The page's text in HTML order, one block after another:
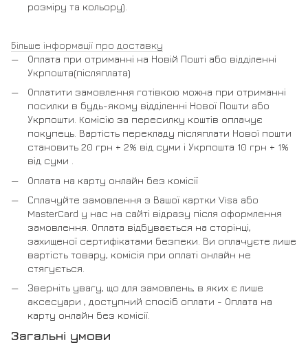
розміру та кольору).
Більше інформації про доставку
Оплата при отриманні на Новій Пошті або відділенні
Укрпошта(післяплата)
Оплатити замовлення готівкою можна при отриманні
посилки в будь-якому відділенні Нової Пошти або
Укрпошти. Комісію за пересилку коштів оплачує
покупець. Вартість перекладу післяплати Нової пошти
становить 20 грн + 2% від суми і Укрпошта 10 грн + 1%
від суми .
Оплата на карту онлайн без комісії
Сплачуйте замовлення з Вашої картки Visa або
MasterCard у нас на сайті відразу після оформлення
замовлення. Оплата відбувається на сторінці,
захищеної сертифікатами безпеки. Ви оплачуєте лише
вартість товару, комісія при оплаті онлайн не
стягується.
Зверніть увагу, що для замовлень, в яких є лише
аксесуари , доступний спосіб оплати - Оплата на
карту онлайн без комісії.
Загальні умови